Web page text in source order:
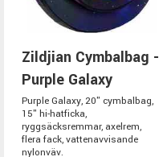
Zildjian Cymbalbag -
Purple Galaxy
Purple Galaxy, 20" cymbalbag,
15" hi-hatficka,
ryggsäcksremmar, axelrem,
flera fack, vattenavvisande
nylonväv.